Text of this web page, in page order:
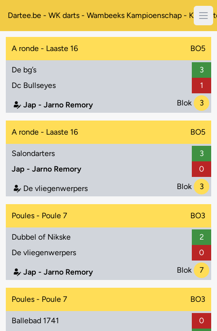
Dartee.be - WK darts - Wambeeks Kampioenschap -
A ronde - Laaste 16 BO5
De bg’s
3
Dc Bullseyes
1
Jap - Jarno Remory Blok 3
A ronde - Laaste 16 BO5
Salondarters
3
Jap - Jarno Remory
0
De vliegenwerpers Blok 3
Poules - Poule 7 BO3
Dubbel of Nikske
2
De vliegenwerpers
0
Jap - Jarno Remory Blok 7
Poules - Poule 7 BO3
Ballebad 1741
0